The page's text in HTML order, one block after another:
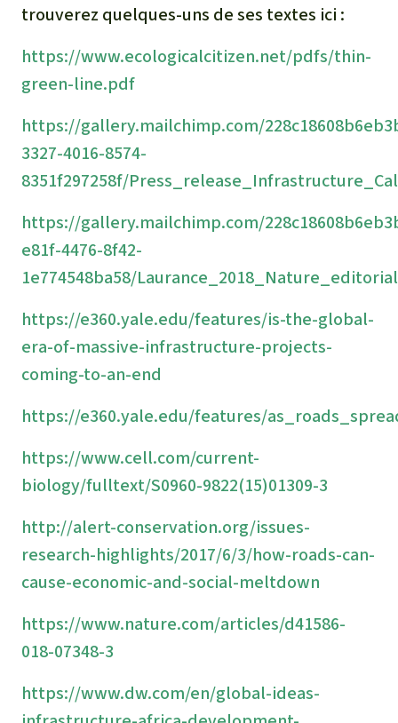
trouverez quelques-uns de ses textes ici :
https://www.ecologicalcitizen.net/pdfs/thin-
green-line.pdf
https://gallery.mailchimp.com/
3327-4016-8574-
8351f297258f/
https://gallery.mailchimp.com/
e81f-4476-8f42-
1e774548ba58/
https://e360.yale.edu/features/is-the-global-
era-of-massive-infrastructure-projects-
coming-to-an-end
https://e360.yale.edu/features/
https://www.cell.com/current-
biology/fulltext/S0960-9822(15)01309-3
http://alert-conservation.org/issues-
research-highlights/2017/6/3/how-roads-can-
cause-economic-and-social-meltdown
https://www.nature.com/articles/d41586-
018-07348-3
https://www.dw.com/en/global-ideas-